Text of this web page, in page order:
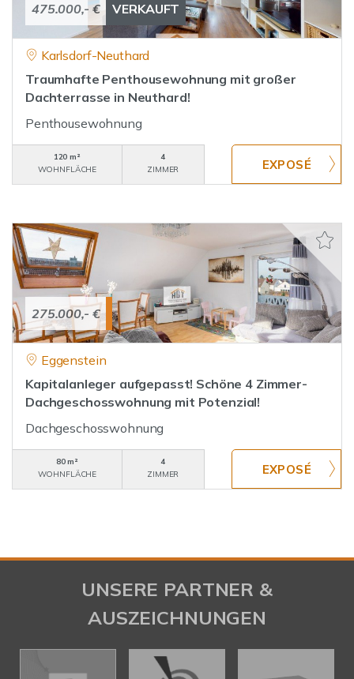
475.000,- € VERKAUFT
Karlsdorf-Neuthard
Traumhafte Penthousewohnung mit großer
Dachterrasse in Neuthard!
Penthousewohnung
120 m²
WOHNFLÄCHE
4
ZIMMER
275.000,- €
Eggenstein
Kapitalanleger aufgepasst! Schöne 4 Zimmer-
Dachgeschosswohnung mit Potenzial!
Dachgeschosswohnung
80 m²
WOHNFLÄCHE
4
ZIMMER
UNSERE PARTNER &
AUSZEICHNUNGEN